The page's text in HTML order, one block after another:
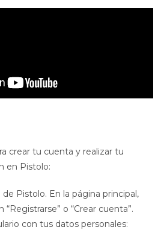
crear tu cuenta y realizar tu
en Pistolo:
Pistolo. En la página principal,
o “Crear cuenta”.
con tus datos personales: